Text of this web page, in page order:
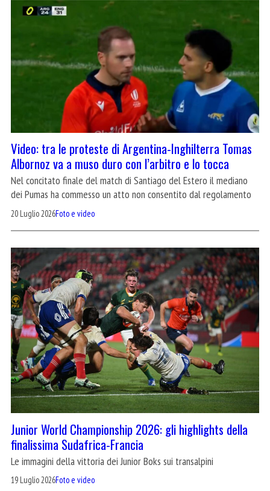
Video: tra le proteste di Argentina-Inghilterra Tomas
Albornoz va a muso duro con l’arbitro e lo tocca
Nel concitato finale del match di Santiago del Estero il mediano
dei Pumas ha commesso un atto non consentito dal regolamento
20 Luglio 2026Foto e video
Junior World Championship 2026: gli highlights della
finalissima Sudafrica-Francia
Le immagini della vittoria dei Junior Boks sui transalpini
19 Luglio 2026Foto e video